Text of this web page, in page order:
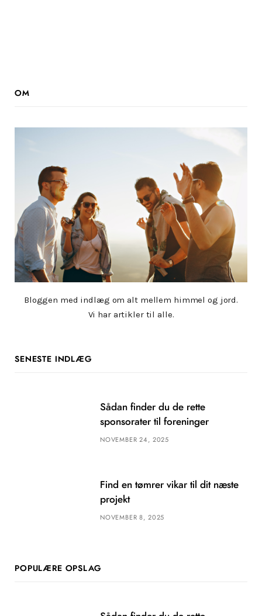
OM
Bloggen med indlæg om alt mellem himmel og jord.
Vi har artikler til alle.
SENESTE INDLÆG
Sådan finder du de rette
sponsorater til foreninger
NOVEMBER 24, 2025
Find en tømrer vikar til dit næste
projekt
NOVEMBER 8, 2025
POPULÆRE OPSLAG